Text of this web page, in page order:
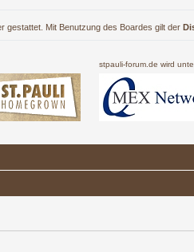
gestattet. Mit Benutzung des Boardes gilt der
stpauli-forum.de wird